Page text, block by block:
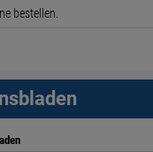
bestellen.